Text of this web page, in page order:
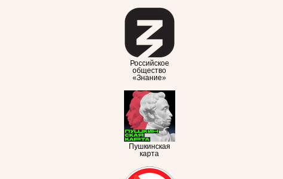
Российское
общество
«Знание»
Пушкинская
карта